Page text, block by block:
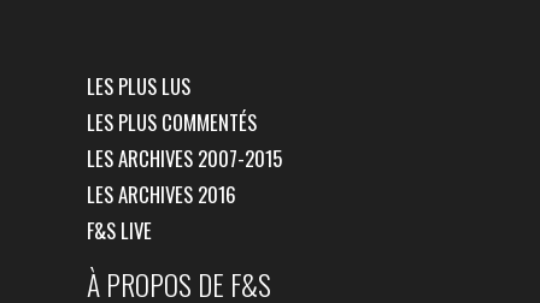
LES PLUS LUS
LES PLUS COMMENTÉS
LES ARCHIVES 2007-2015
LES ARCHIVES 2016
F&S LIVE
À PROPOS DE F&S